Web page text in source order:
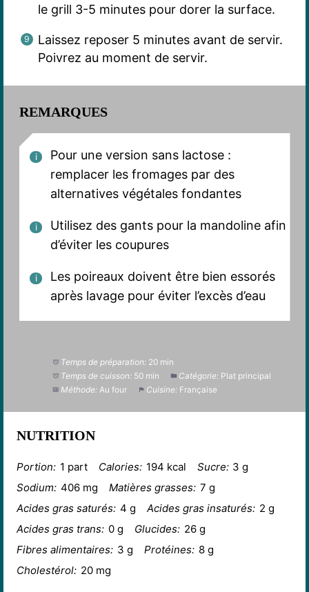
le grill 3-5 minutes pour dorer la surface.
Laissez reposer 5 minutes avant de servir.
Poivrez au moment de servir.
REMARQUES
Pour une version sans lactose :
remplacer les fromages par des
alternatives végétales fondantes
Utilisez des gants pour la mandoline afin
d’éviter les coupures
Les poireaux doivent être bien essorés
après lavage pour éviter l’excès d’eau
Temps de préparation: 20 min
Temps de cuisson: 50 min Catégorie: Plat principal
Méthode: Au four Cuisine: Française
NUTRITION
Portion: 1 part Calories: 194 kcal Sucre: 3 g
Sodium: 406 mg Matières grasses: 7 g
Acides gras saturés: 4 g Acides gras insaturés: 2 g
Acides gras trans: 0 g Glucides: 26 g
Fibres alimentaires: 3 g Protéines: 8 g
Cholestérol: 20 mg